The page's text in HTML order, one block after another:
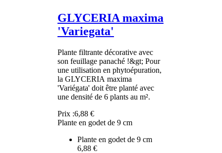
GLYCERIA maxima
'Variegata'
Plante filtrante décorative avec
son feuillage panaché !&gt; Pour
une utilisation en phytoépuration,
la GLYCERIA maxima
'Variégata' doit être planté avec
une densité de 6 plants au m².
Prix :6,88 €
Plante en godet de 9 cm
Plante en godet de 9 cm
6,88 €